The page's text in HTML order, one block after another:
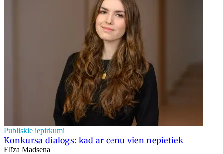
Publiskie iepirkumi
Konkursa dialogs: kad ar cenu vien nepietiek
Elīza Madsena